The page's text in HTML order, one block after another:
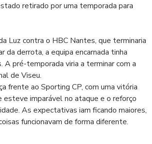
retirado por uma temporada para
Luz contra o HBC Nantes, que terminaria
da derrota, a equipa encarnada tinha
A pré-temporada viria a terminar com a
de Viseu.
frente ao Sporting CP, com uma vitória
imparável no ataque e o reforço
As expectativas iam ficando maiores,
funcionavam de forma diferente.